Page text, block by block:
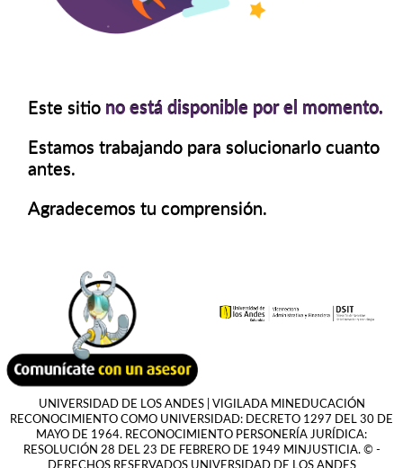
Este sitio no está disponible por el momento.
Estamos trabajando para solucionarlo cuanto
antes.
Agradecemos tu comprensión.
UNIVERSIDAD DE LOS ANDES | VIGILADA MINEDUCACIÓN
RECONOCIMIENTO COMO UNIVERSIDAD: DECRETO 1297 DEL 30 DE
MAYO DE 1964. RECONOCIMIENTO PERSONERÍA JURÍDICA:
RESOLUCIÓN 28 DEL 23 DE FEBRERO DE 1949 MINJUSTICIA. © -